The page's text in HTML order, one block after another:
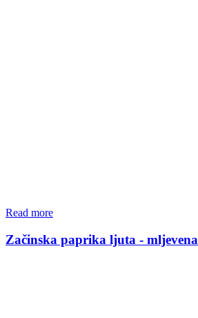
Read more
Začinska paprika ljuta - mljevena